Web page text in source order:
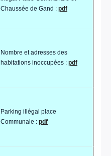
Chaussée de Gand : pdf
Nombre et adresses des
habitations inoccupées : pdf
Parking illégal place
Communale : pdf